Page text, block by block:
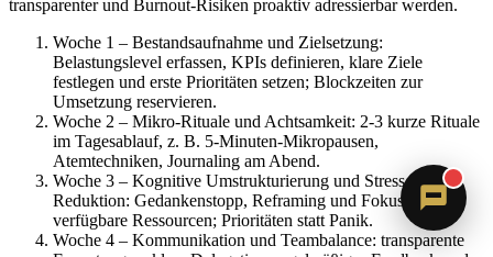
Sandra
transparenter und Burnout-Risiken proaktiv adressierbar werden.
Woche 1 – Bestandsaufnahme und Zielsetzung:
Belastungslevel erfassen, KPIs definieren, klare Ziele
festlegen und erste Prioritäten setzen; Blockzeiten zur
Umsetzung reservieren.
Woche 2 – Mikro-Rituale und Achtsamkeit: 2-3 kurze Rituale
im Tagesablauf, z. B. 5-Minuten-Mikropausen,
Atemtechniken, Journaling am Abend.
Woche 3 – Kognitive Umstrukturierung und Stress-
Reduktion: Gedankenstopp, Reframing und Fokus auf
verfügbare Ressourcen; Prioritäten statt Panik.
Woche 4 – Kommunikation und Teambalance: transparente